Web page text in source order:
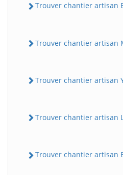
Trouver chantier artisan
Trouver chantier artisan
Trouver chantier artisan
Trouver chantier artisan
Trouver chantier artisan